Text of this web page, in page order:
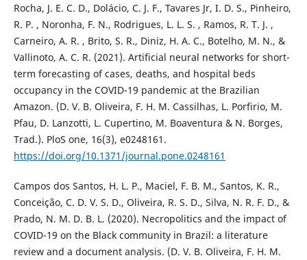
Rocha, J. E. C. D., Dolácio, C. J. F., Tavares Jr, I. D. S., Pinheiro,
R. P. , Noronha, F. N., Rodrigues, L. L. S. , Ramos, R. T. J. ,
Carneiro, A. R. , Brito, S. R., Diniz, H. A. C., Botelho, M. N., &
Vallinoto, A. C. R. (2021). Artificial neural networks for short-
term forecasting of cases, deaths, and hospital beds
occupancy in the COVID-19 pandemic at the Brazilian
Amazon. (D. V. B. Oliveira, F. H. M. Cassilhas, L. Porfirio, M.
Pfau, D. Lanzotti, L. Cupertino, M. Boaventura & N. Borges,
Trad.). PloS one, 16(3), e0248161.
https://doi.org/10.1371/journal.pone.0248161
Campos dos Santos, H. L. P., Maciel, F. B. M., Santos, K. R.,
Conceição, C. D. V. S. D., Oliveira, R. S. D., Silva, N. R. F. D., &
Prado, N. M. D. B. L. (2020). Necropolitics and the impact of
COVID-19 on the Black community in Brazil: a literature
review and a document analysis. (D. V. B. Oliveira, F. H. M.